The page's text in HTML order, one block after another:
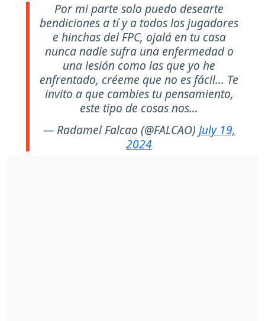
Por mi parte solo puedo desearte
bendiciones a tí y a todos los jugadores
e hinchas del FPC, ojalá en tu casa
nunca nadie sufra una enfermedad o
una lesión como las que yo he
enfrentado, créeme que no es fácil... Te
invito a que cambies tu pensamiento,
este tipo de cosas nos…
— Radamel Falcao (@FALCAO) July 19,
2024